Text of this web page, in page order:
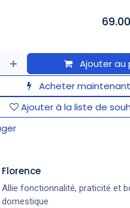
Ajouter au
Acheter maintenant
Ajouter à la liste de
​Florence
Allie fonctionnalité, praticité et
domestique